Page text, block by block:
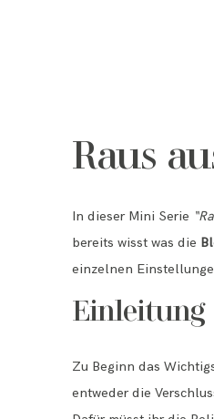
Raus
In dieser Mini Serie
bereits wisst was die
einzelnen
Einleitung
Zu Beginn das
entweder die